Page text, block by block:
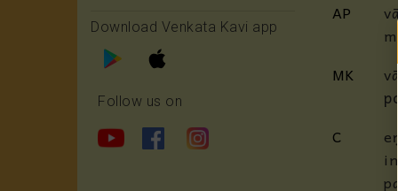
Download Venkata Kavi app
Follow us on
AP
MK
C